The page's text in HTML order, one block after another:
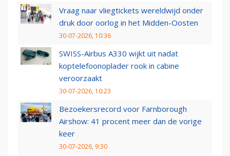
Vraag naar vliegtickets wereldwijd onder
druk door oorlog in het Midden-Oosten
30-07-2026, 10:36
SWISS-Airbus A330 wijkt uit nadat
koptelefoonoplader rook in cabine
veroorzaakt
30-07-2026, 10:23
Bezoekersrecord voor Farnborough
Airshow: 41 procent meer dan de vorige
keer
30-07-2026, 9:30